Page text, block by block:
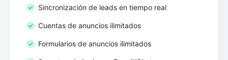
Sincronización de leads en tiempo real
Cuentas de anuncios ilimitados
Formularios de anuncios ilimitados